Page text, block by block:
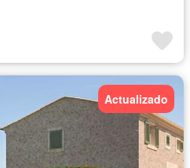
Actualizado